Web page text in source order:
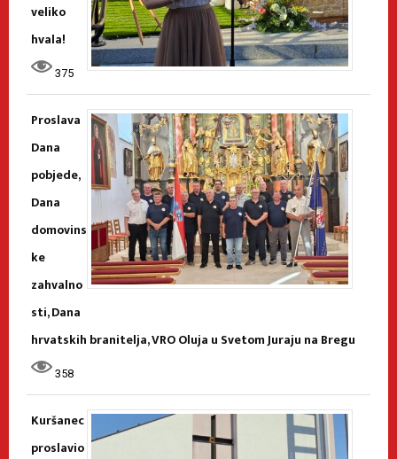
veliko
hvala!
375
Proslava
Dana
pobjede,
Dana
domovins
ke
zahvalno
sti, Dana
hrvatskih branitelja, VRO Oluja u Svetom Juraju na Bregu
358
Kuršanec
proslavio